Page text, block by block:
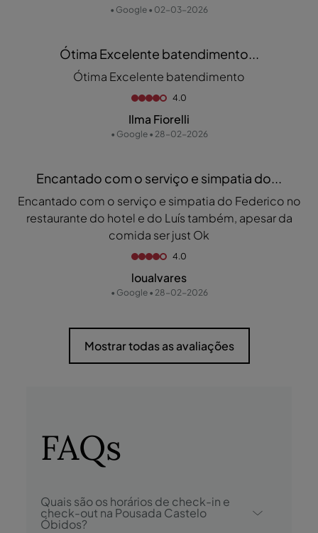
• Google • 02-03-2026
Ótima Excelente batendimento...
Ótima Excelente batendimento
4.0
Ilma Fiorelli
• Google • 28-02-2026
Encantado com o serviço e simpatia do...
Encantado com o serviço e simpatia do Federico no
restaurante do hotel e do Luís também, apesar da
comida ser just Ok
4.0
loualvares
• Google • 28-02-2026
Mostrar todas as avaliações
FAQs
Quais são os horários de check-in e
check-out na Pousada Castelo
Óbidos?